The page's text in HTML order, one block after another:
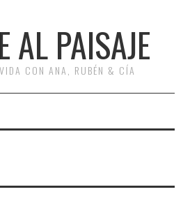
AL PAISAJE
CON ANA, RUBÉN & CÍA